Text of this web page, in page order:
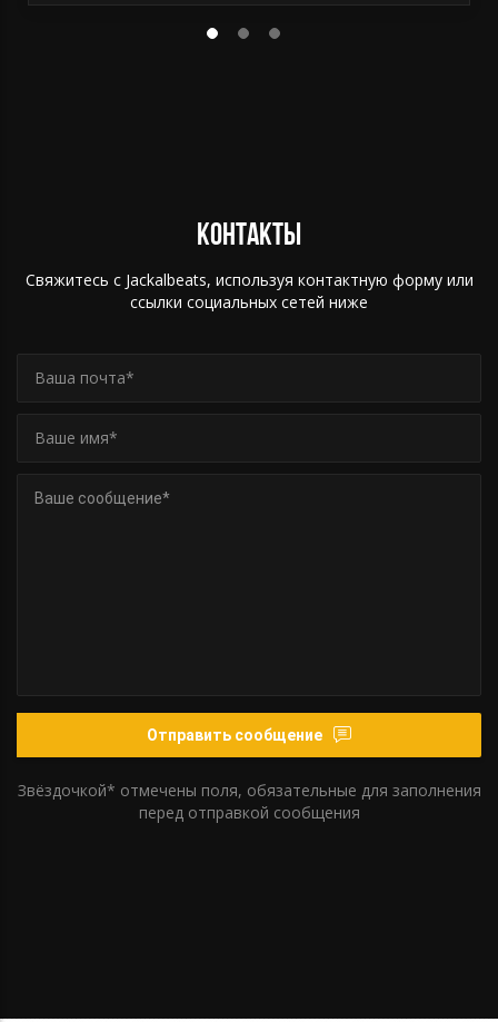
исключительных прав. Все права на бит сохраняются
Контакты
Свяжитесь с Jackalbeats, используя контактную форму или
ссылки социальных сетей ниже
Звёздочкой* отмечены поля, обязательные для заполнения
перед отправкой сообщения
Отправить сообщение